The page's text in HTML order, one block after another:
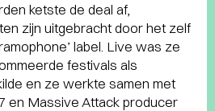
ketste de deal af,
zijn uitgebracht door het zelf
label. Live was ze
festivals als
en ze werkte samen met
en Massive Attack producer